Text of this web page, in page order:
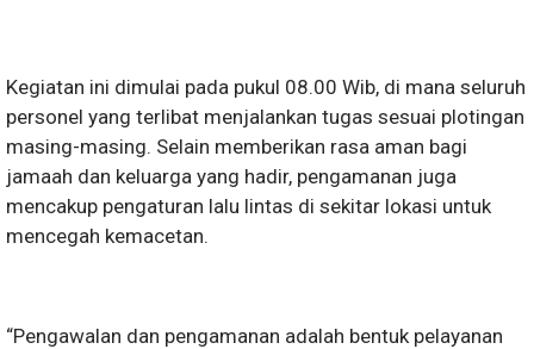
Kegiatan ini dimulai pada pukul 08.00 Wib, di mana seluruh
personel yang terlibat menjalankan tugas sesuai plotingan
masing-masing. Selain memberikan rasa aman bagi
jamaah dan keluarga yang hadir, pengamanan juga
mencakup pengaturan lalu lintas di sekitar lokasi untuk
mencegah kemacetan.
“Pengawalan dan pengamanan adalah bentuk pelayanan